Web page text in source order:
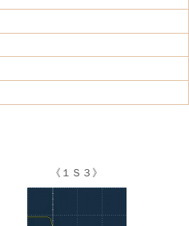
《１Ｓ３》